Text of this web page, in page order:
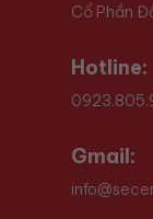
Cổ Phần
Hotline:
Gmail: